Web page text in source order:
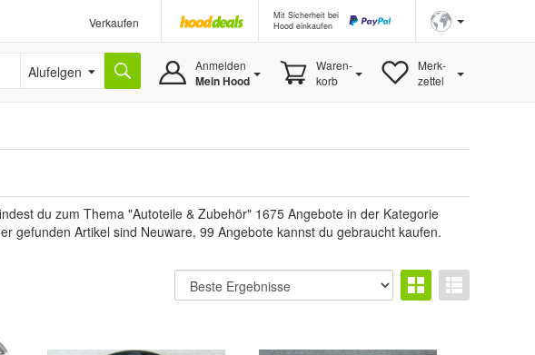
Verkaufen
Mit Sicherheit bei
Hood einkaufen
Alufelgen Anmelden
Mein Hood
Waren-
korb
Merk-
zettel
du zum Thema "Autoteile & Zubehör" 1675 Angebote in der Kategorie
gefunden Artikel sind Neuware, 99 Angebote kannst du gebraucht kaufen.